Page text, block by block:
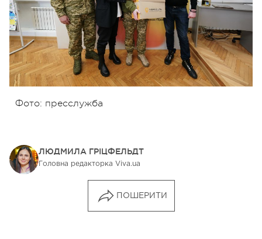
Фото: пресслужба
ЛЮДМИЛА ГРІЦФЕЛЬДТ
Головна редакторка Viva.ua
ПОШЕРИТИ